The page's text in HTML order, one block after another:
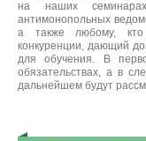
на наших
антимонопольных
а также любому, кто
конкуренции, дающий
для обучения. В
обязательствах, а в
дальнейшем будут